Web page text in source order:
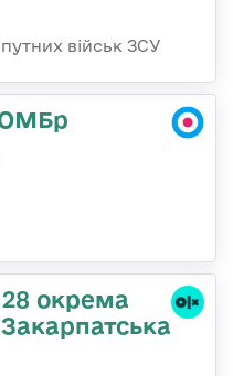
військ ЗСУ
ОМБр
окрема